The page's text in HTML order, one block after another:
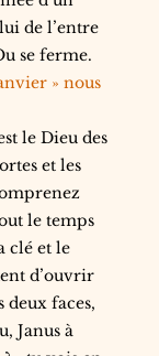
de l’entre
se ferme.
» nous
le Dieu des
et les
le temps
clé et le
d’ouvrir
deux faces,
Janus à